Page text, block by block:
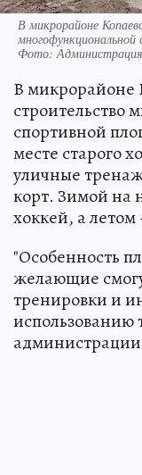
В микрорайоне
Фото:
В микрорайоне
строительство
спортивной
месте старого
уличные
корт. Зимой на
хоккей, а летом
"Особенность
желающие
тренировки и
использованию
администрации